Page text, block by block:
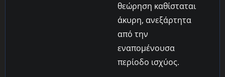
θεώρηση καθίσταται
άκυρη, ανεξάρτητα
από την
εναπομένουσα
περίοδο ισχύος.